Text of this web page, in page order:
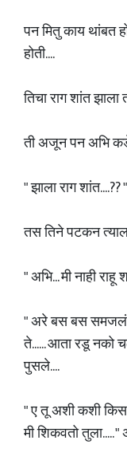
पन मितु काय थांबत
होती....
तिचा राग शांत
ती अजून पन अभि कडे
" झाला राग शांत....??
तस तिने पटकन
" अभि... मी नाही
" अरे बस बस समजलं
ते...... आता रडू नको
पुसले....
" ए तू अशी कशी
मी शिकवतो तुला..... "